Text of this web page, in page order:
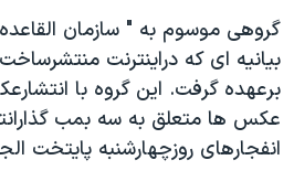
ویدیوها
فرهنگ و زندگی
حقوق شهروندی
اقتصادی
بایگانی برنامه‌های تلویزیونی
مستندها
انتخابات ریاست جمهوری آمریکا ۲۰۲۴
حمله جمهوری اسلامی به اسرائیل
دنبال کنید
گروهی موسوم به " سازمان
بيانيه ای که دراينترنت
برعهده گرفت. اين گروه با
عکس ها متعلق به سه بمب
انفجارهای روزچهارشنبه پايتخت